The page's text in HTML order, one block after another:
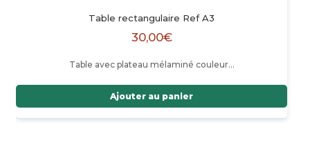
Table rectangulaire Ref A3
30,00€
Table avec plateau mélaminé couleur…
Ajouter au panier